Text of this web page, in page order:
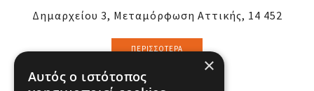
Δημαρχείου 3, Μεταμόρφωση Αττικής, 14 452
ΠΕΡΙΣΣΌΤΕΡΑ
×
Αυτός ο ιστότοπος